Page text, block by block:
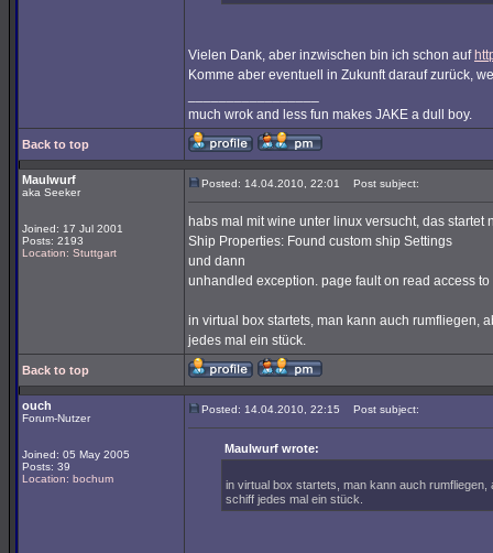
Vielen Dank, aber inzwischen bin ich schon auf
Komme aber eventuell in Zukunft darauf zurück,
much wrok and less fun makes JAKE a dull boy.
Back to top
Maulwurf
aka Seeker
Joined: 17 Jul 2001
Posts: 2193
Location: Stuttgart
Posted: 14.04.2010, 22:01 Post subject:
habs mal mit wine unter linux versucht, das startet
Ship Properties: Found custom ship Settings
und dann
unhandled exception. page fault on read access
in virtual box startets, man kann auch rumfliegen,
jedes mal ein stück.
Back to top
ouch
Forum-Nutzer
Joined: 05 May 2005
Posts: 39
Location: bochum
Posted: 14.04.2010, 22:15 Post subject:
Maulwurf wrote:
in virtual box startets, man kann auch
schiff jedes mal ein stück.